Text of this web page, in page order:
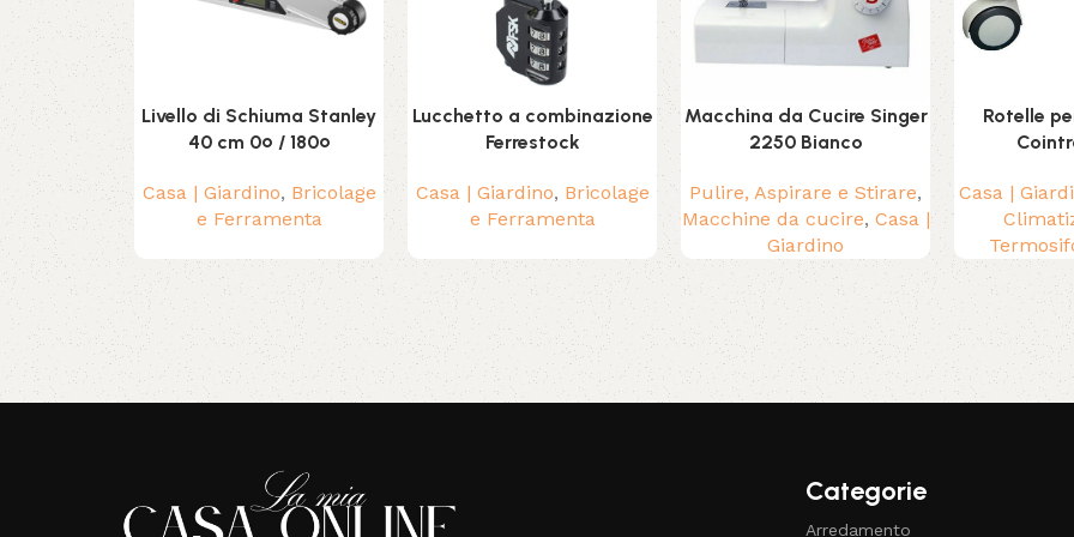
Livello di Schiuma Stanley
40 cm 0º / 180º
Casa | Giardino, Bricolage
e Ferramenta
Lucchetto a combinazione
Ferrestock
Casa | Giardino, Bricolage
e Ferramenta
Macchina da Cucire Singer
2250 Bianco
Pulire, Aspirare e Stirare,
Macchine da cucire, Casa |
Giardino
Rotelle
Casa |
Read More
Categorie
Arredamento